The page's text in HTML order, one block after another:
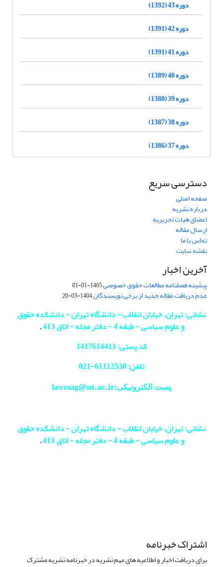
دوره 43 (1392)
دوره 42 (1391)
دوره 41 (1391)
دوره 40 (1389)
دوره 39 (1388)
دوره 38 (1387)
دوره 37 (1386)
دسترسی سریع
صفحه اصلی
درباره نشریه
اعضای هیات تحریریه
ارسال مقاله
تماس با ما
نقشه سایت
آخرین اخبار
پیشینه فصلنامه مطالعات حقوق خصوصی1405-01-01
عدم دریافت مقاله جدید از برخی نویسندگان1404-03-20
نشانی: تهران، خیابان انقلاب - دانشگاه تهران - دانشکده حقوق
و علوم سیاسی - طبقه 4 - دفتر مجله - اتاق 413
.
کد پستی: 1417614411
تلفن: 61112530-
021
پست الکترونیکی:lawmag@ut.ac.ir
نشانی: تهران، خیابان انقلاب - دانشگاه تهران - دانشکده حقوق
و علوم سیاسی - طبقه 4 - دفتر مجله - اتاق 413
.
اشتراک خبرنامه
برای دریافت اخبار و اطلاعیه های مهم نشریه در خبرنامه نشریه مشترک